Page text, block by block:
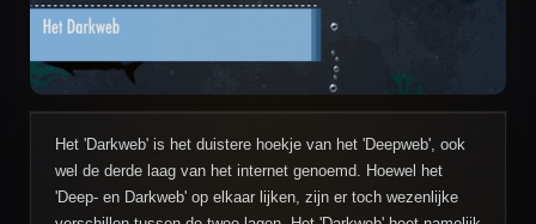
Het 'Darkweb' is het duistere hoekje van het 'Deepweb', ook
wel de derde laag van het internet genoemd. Hoewel het
'Deep- en Darkweb' op elkaar lijken, zijn er toch wezenlijke